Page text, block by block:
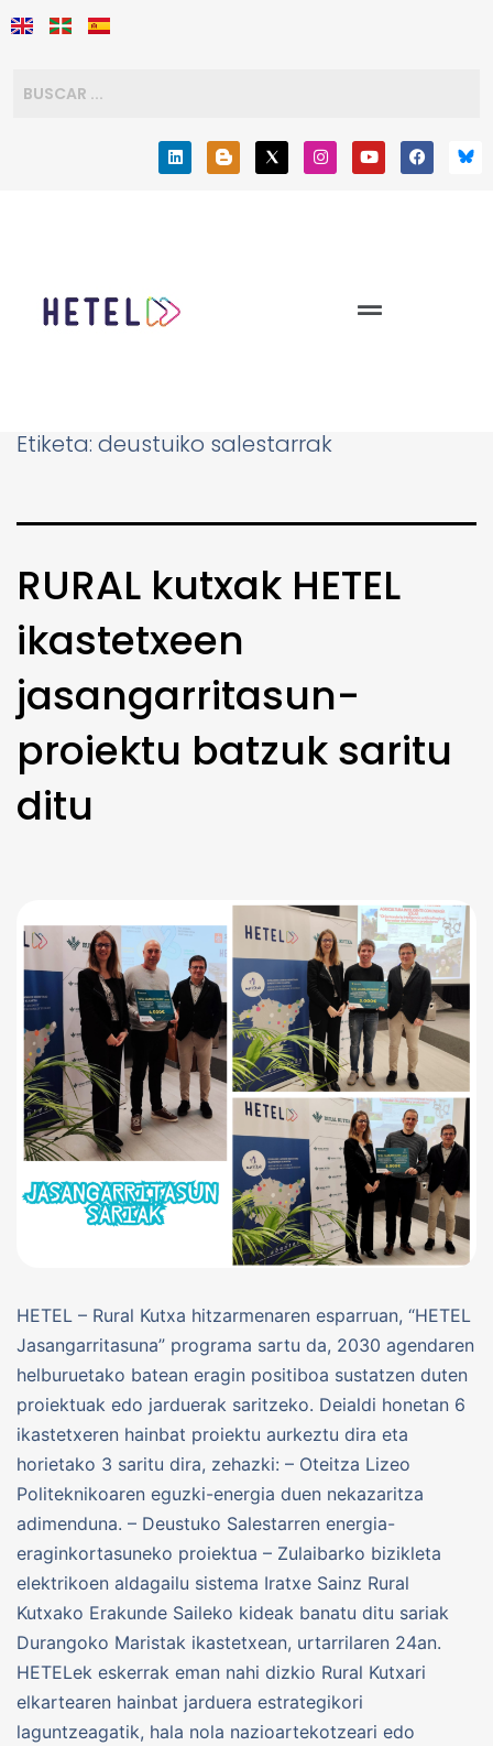
Etiketa: deustuiko salestarrak
RURAL kutxak HETEL
ikastetxeen
jasangarritasun-
proiektu batzuk saritu
ditu
HETEL – Rural Kutxa hitzarmenaren esparruan, “HETEL
Jasangarritasuna” programa sartu da, 2030 agendaren
helburuetako batean eragin positiboa sustatzen duten
proiektuak edo jarduerak saritzeko. Deialdi honetan 6
ikastetxeren hainbat proiektu aurkeztu dira eta
horietako 3 saritu dira, zehazki: – Oteitza Lizeo
Politeknikoaren eguzki-energia duen nekazaritza
adimenduna. – Deustuko Salestarren energia-
eraginkortasuneko proiektua – Zulaibarko bizikleta
elektrikoen aldagailu sistema Iratxe Sainz Rural
Kutxako Erakunde Saileko kideak banatu ditu sariak
Durangoko Maristak ikastetxean, urtarrilaren 24an.
HETELek eskerrak eman nahi dizkio Rural Kutxari
elkartearen hainbat jarduera estrategikori
laguntzeagatik, hala nola nazioartekotzeari edo